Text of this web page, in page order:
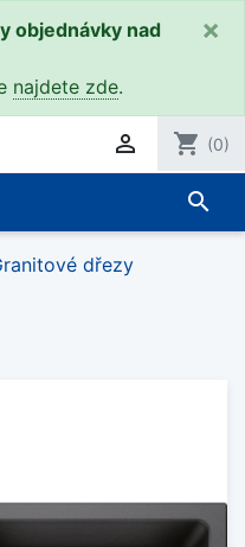
objednávky nad
najdete zde.
×
 shopping_cart (0)
search
dřezy